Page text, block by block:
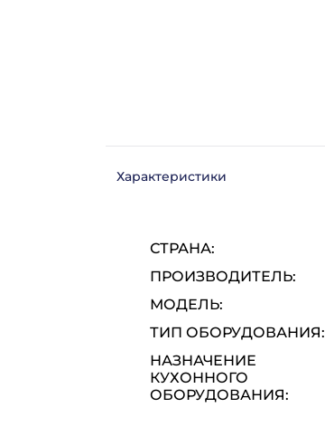
Характеристики
СТРАНА:
ПРОИЗВОДИТЕЛЬ:
МОДЕЛЬ:
ТИП ОБОРУДОВАНИЯ:
НАЗНАЧЕНИЕ
КУХОННОГО
ОБОРУДОВАНИЯ: